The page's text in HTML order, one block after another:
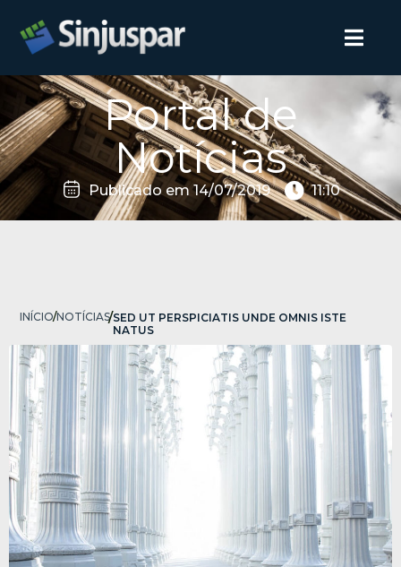
Portal de
Notícias
Publicado em14/07/2019 11:10
INÍCIO/NOTÍCIAS/SED UT PERSPICIATIS UNDE OMNIS ISTE
NATUS